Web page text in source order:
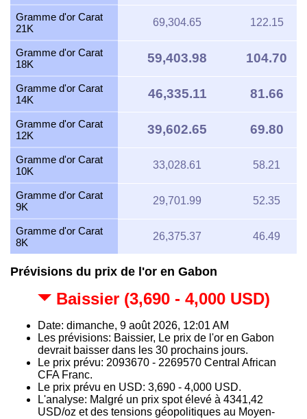
Gramme d'or Carat
21K
69,304.65 122.15
Gramme d'or Carat
18K
59,403.98 104.70
Gramme d'or Carat
14K
46,335.11 81.66
Gramme d'or Carat
12K
39,602.65 69.80
Gramme d'or Carat
10K
33,028.61 58.21
Gramme d'or Carat
9K
29,701.99 52.35
Gramme d'or Carat
8K
26,375.37 46.49
Prévisions du prix de l'or en Gabon
Baissier (3,690 - 4,000 USD)
Date: dimanche, 9 août 2026, 12:01 AM
Les prévisions: Baissier, Le prix de l'or en Gabon
devrait baisser dans les 30 prochains jours.
Le prix prévu: 2093670 - 2269570 Central African
CFA Franc.
Le prix prévu en USD: 3,690 - 4,000 USD.
L'analyse: Malgré un prix spot élevé à 4341,42
USD/oz et des tensions géopolitiques au Moyen-